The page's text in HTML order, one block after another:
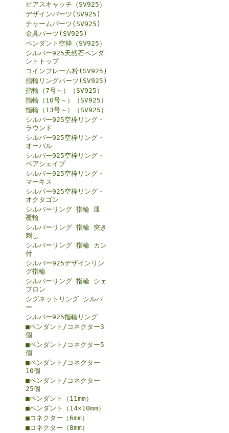
ピアスキャッチ（SV925）
デザインパーツ(SV925)
チャームパーツ(SV925)
金具パーツ(SV925)
ペンダント空枠（SV925）
シルバー925天然石ペンダ
ントトップ
コインフレーム枠(SV925)
指輪リングパーツ(SV925)
指輪（7号～）（SV925）
指輪（10号～）（SV925）
指輪（13号～）（SV925）
シルバー925空枠リング・
ラウンド
シルバー925空枠リング・
オーバル
シルバー925空枠リング・
ペアシェイプ
シルバー925空枠リング・
マーキス
シルバー925空枠リング・
オクタゴン
シルバーリング 指輪 皿
覆輪
シルバーリング 指輪 突き
刺し
シルバーリング 指輪 カン
付
シルバー925デザインリン
グ指輪
シルバーリング 指輪 シェ
ブロン
シグネットリング シルバ
ー
シルバー925指輪リング
■ペンダント/コネクター3
個
■ペンダント/コネクター5
個
■ペンダント/コネクター
10個
■ペンダント/コネクター
25個
■ペンダント（11mm）
■ペンダント（14×10mm）
■コネクター（6mm）
■コネクター（8mm）